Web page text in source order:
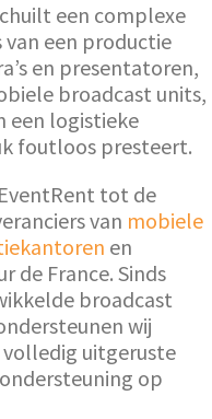
een complexe
van een productie
en presentatoren,
broadcast units,
een logistieke
foutloos presteert.
tot de
van mobiele
en
de France. Sinds
broadcast
wij
uitgeruste
op